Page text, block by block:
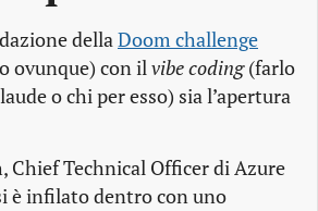
dellaDoom challenge
ovunque) con ilvibe coding(farlo
o chi per esso) sia l’apertura
Chief Technical Officer di Azure
è infilato dentro con uno